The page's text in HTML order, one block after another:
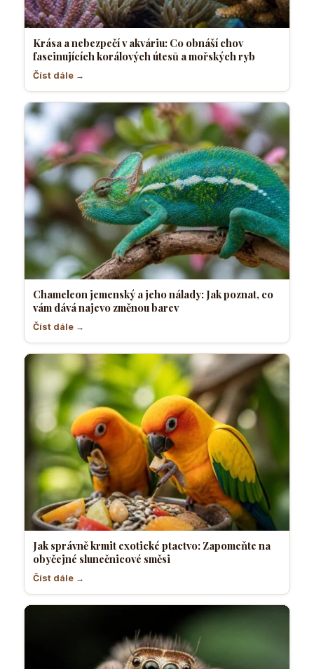
Krása a nebezpečí v akváriu: Co obnáší chov
fascinujících korálových útesů a mořských ryb
Číst dále →
Chameleon jemenský a jeho nálady: Jak poznat, co
vám dává najevo změnou barev
Číst dále →
Jak správně krmit exotické ptactvo: Zapomeňte na
obyčejné slunečnicové směsi
Číst dále →